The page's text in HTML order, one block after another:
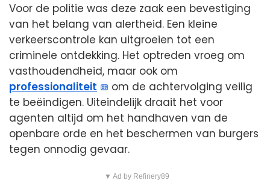
Voor de politie was deze zaak een bevestiging
van het belang van alertheid. Een kleine
verkeerscontrole kan uitgroeien tot een
criminele ontdekking. Het optreden vroeg om
vasthoudendheid, maar ook om
professionaliteit
om de achtervolging veilig
te beëindigen. Uiteindelijk draait het voor
agenten altijd om het handhaven van de
openbare orde en het beschermen van burgers
tegen onnodig gevaar.
▼ Ad by Refinery89